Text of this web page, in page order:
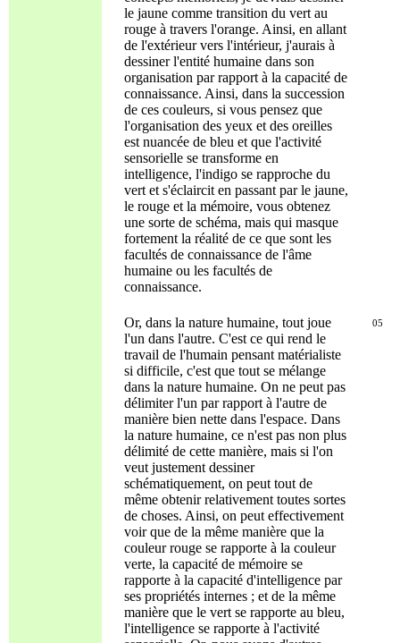
le jaune comme transition du vert au
rouge à travers l'orange. Ainsi, en allant
de l'extérieur vers l'intérieur, j'aurais à
dessiner l'entité humaine dans son
organisation par rapport à la capacité de
connaissance. Ainsi, dans la succession
de ces couleurs, si vous pensez que
l'organisation des yeux et des oreilles
est nuancée de bleu et que l'activité
sensorielle se transforme en
intelligence, l'indigo se rapproche du
vert et s'éclaircit en passant par le jaune,
le rouge et la mémoire, vous obtenez
une sorte de schéma, mais qui masque
fortement la réalité de ce que sont les
facultés de connaissance de l'âme
humaine ou les facultés de
connaissance.
Or, dans la nature humaine, tout joue
l'un dans l'autre. C'est ce qui rend le
travail de l'humain pensant matérialiste
si difficile, c'est que tout se mélange
dans la nature humaine. On ne peut pas
délimiter l'un par rapport à l'autre de
manière bien nette dans l'espace. Dans
la nature humaine, ce n'est pas non plus
délimité de cette manière, mais si l'on
veut justement dessiner
schématiquement, on peut tout de
même obtenir relativement toutes sortes
de choses. Ainsi, on peut effectivement
voir que de la même manière que la
couleur rouge se rapporte à la couleur
verte, la capacité de mémoire se
rapporte à la capacité d'intelligence par
ses propriétés internes ; et de la même
manière que le vert se rapporte au bleu,
l'intelligence se rapporte à l'activité
05